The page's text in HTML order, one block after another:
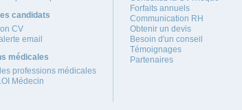
candidats
CV
email
médicales
professions médicales
Médecin
Forfaits annuels
Communication RH
Obtenir un devis
Besoin d'un conseil
Témoignages
Partenaires